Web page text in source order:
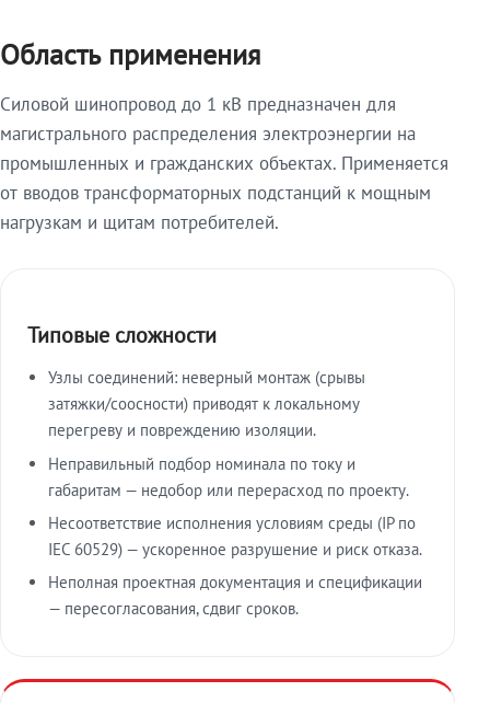
Область применения
Силовой шинопровод до 1 кВ предназначен для
магистрального распределения электроэнергии на
промышленных и гражданских объектах. Применяется
от вводов трансформаторных подстанций к мощным
нагрузкам и щитам потребителей.
Типовые сложности
Узлы соединений: неверный монтаж (срывы
затяжки/соосности) приводят к локальному
перегреву и повреждению изоляции.
Неправильный подбор номинала по току и
габаритам — недобор или перерасход по проекту.
Несоответствие исполнения условиям среды (IP по
IEC 60529) — ускоренное разрушение и риск отказа.
Неполная проектная документация и спецификации
— пересогласования, сдвиг сроков.